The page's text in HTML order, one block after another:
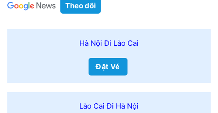
Theo dõi
Hà Nội Đi Lào Cai
Đặt Vé
Lào Cai Đi Hà Nội